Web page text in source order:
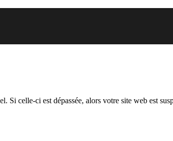
celle-ci est dépassée, alors votre site web est